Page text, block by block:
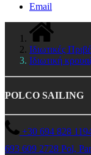
Email
Ιδιωτικές
Ιδιωτική
POLCO SAILING
+30 694 828
693 609 2728 Pol,